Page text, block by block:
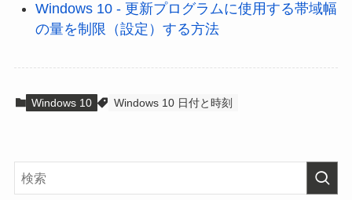
Windows 10 - 更新プログラムに使用する帯域幅
の量を制限（設定）する方法
Windows 10 Windows 10 日付と時刻